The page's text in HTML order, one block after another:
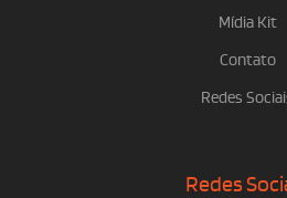
Mídia Kit
Contato
Redes
Redes